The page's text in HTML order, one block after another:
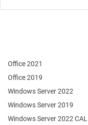
Office 2021
Office 2019
Windows Server 2022
Windows Server 2019
Windows Server 2022 CAL